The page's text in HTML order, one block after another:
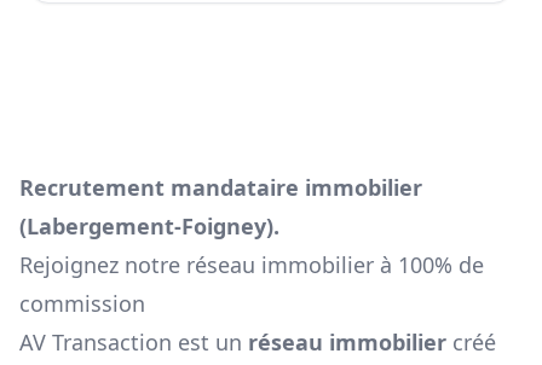
Recrutement mandataire immobilier
(Labergement-Foigney).
Rejoignez notre réseau immobilier à 100% de
commission
AV Transaction est un réseau immobilier créé